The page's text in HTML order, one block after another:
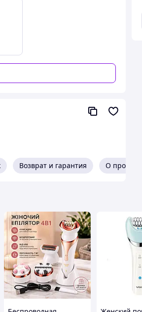
проверку на наличие
у нас, будь уверен, что
устройство, которое подойдет
Возврат и гарантия О продавце